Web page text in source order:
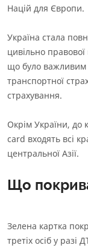
Націй для Європи.
Україна стала
цивільно правової
що було важливим
транспортної
страхування.
Окрім України, до
card входять всі
центральної Азії.
Що
Зелена картка
третіх осіб у разі